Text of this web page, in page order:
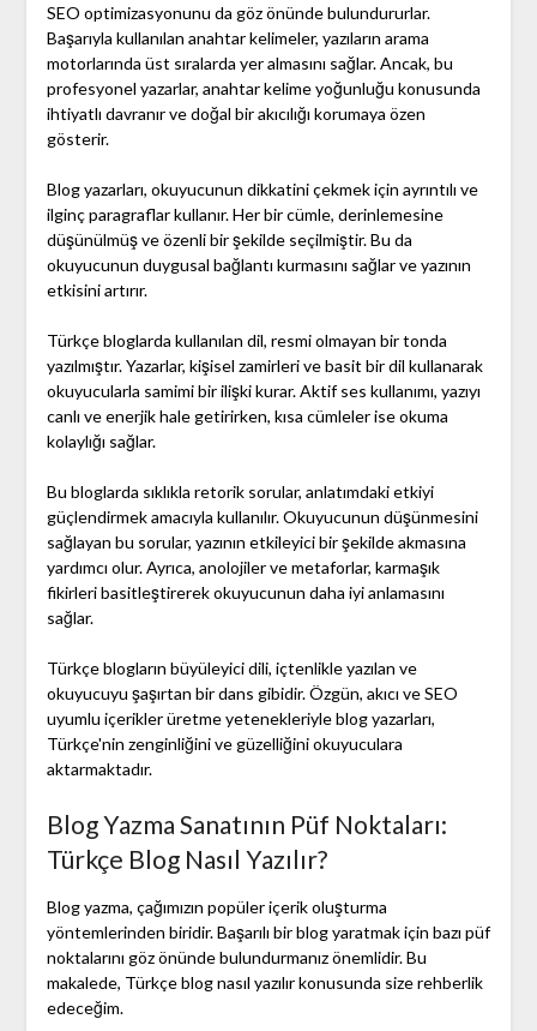
SEO optimizasyonunu da göz önünde bulundururlar.
Başarıyla kullanılan anahtar kelimeler, yazıların arama
motorlarında üst sıralarda yer almasını sağlar. Ancak, bu
profesyonel yazarlar, anahtar kelime yoğunluğu konusunda
ihtiyatlı davranır ve doğal bir akıcılığı korumaya özen
gösterir.
Blog yazarları, okuyucunun dikkatini çekmek için ayrıntılı ve
ilginç paragraflar kullanır. Her bir cümle, derinlemesine
düşünülmüş ve özenli bir şekilde seçilmiştir. Bu da
okuyucunun duygusal bağlantı kurmasını sağlar ve yazının
etkisini artırır.
Türkçe bloglarda kullanılan dil, resmi olmayan bir tonda
yazılmıştır. Yazarlar, kişisel zamirleri ve basit bir dil kullanarak
okuyucularla samimi bir ilişki kurar. Aktif ses kullanımı, yazıyı
canlı ve enerjik hale getirirken, kısa cümleler ise okuma
kolaylığı sağlar.
Bu bloglarda sıklıkla retorik sorular, anlatımdaki etkiyi
güçlendirmek amacıyla kullanılır. Okuyucunun düşünmesini
sağlayan bu sorular, yazının etkileyici bir şekilde akmasına
yardımcı olur. Ayrıca, anolojiler ve metaforlar, karmaşık
fikirleri basitleştirerek okuyucunun daha iyi anlamasını
sağlar.
Türkçe blogların büyüleyici dili, içtenlikle yazılan ve
okuyucuyu şaşırtan bir dans gibidir. Özgün, akıcı ve SEO
uyumlu içerikler üretme yetenekleriyle blog yazarları,
Türkçe'nin zenginliğini ve güzelliğini okuyuculara
aktarmaktadır.
Blog Yazma Sanatının Püf Noktaları:
Türkçe Blog Nasıl Yazılır?
Blog yazma, çağımızın popüler içerik oluşturma
yöntemlerinden biridir. Başarılı bir blog yaratmak için bazı püf
noktalarını göz önünde bulundurmanız önemlidir. Bu
makalede, Türkçe blog nasıl yazılır konusunda size rehberlik
edeceğim.